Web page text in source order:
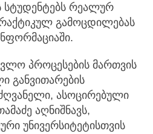
სტუდენტებს რეალურ
გამოცდილებას
პროცესების მართვის
განვითარების
ასოცირებული
აღნიშნავს,
უნივერსიტეტისთვის